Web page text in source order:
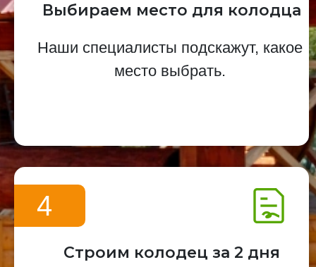
Выбираем место для колодца
Наши специалисты подскажут, какое
место выбрать.
4
Строим колодец за 2 дня